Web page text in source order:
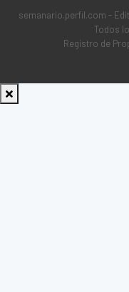
semanario.perfil.com -
Todos
Registro de